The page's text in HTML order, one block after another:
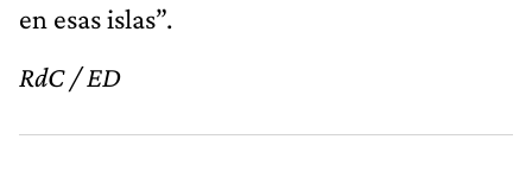
en esas islas”.
RdC / ED